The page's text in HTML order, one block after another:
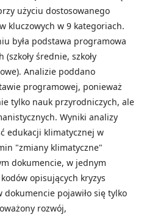
użyciu dostosowanego
kluczowych w 9 kategoriach.
była podstawa programowa
średnie, szkoły
Analizie poddano
programowej, ponieważ
tylko nauk przyrodniczych, ale
Wyniki analizy
edukacji klimatycznej w
"zmiany klimatyczne"
dokumencie, w jednym
opisujących kryzys
pojawiło się tylko
rozwój,